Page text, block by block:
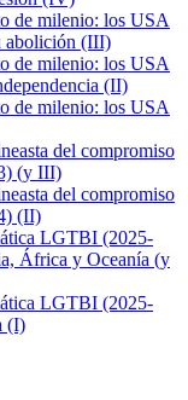
de milenio: los USA
abolición (III)
de milenio: los USA
(II)
de milenio: los USA
del compromiso
(y III)
del compromiso
(II)
LGTBI (2025-
África y Oceanía (y
LGTBI (2025-
(I)